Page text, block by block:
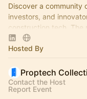
Discover a community
investors, and
construction tech. The
Hosted By
Proptech
Contact the Host
Report Event